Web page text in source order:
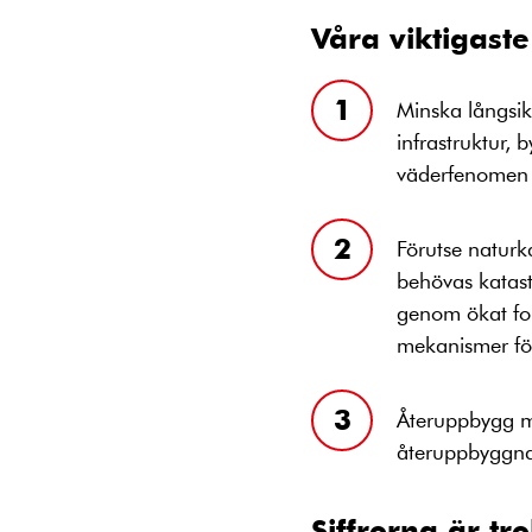
Våra
Minska
infrastruktur,
Förutse
behövas
genom ökat
mekanismer
Återuppbygg